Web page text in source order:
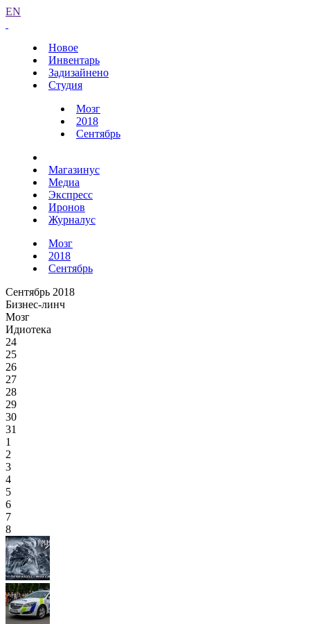
EN
Новое
Инвентарь
Задизайнено
Студия
Мозг
2018
Сентябрь
Магазинус
Медиа
Экспресс
Иронов
Журналус
Мозг
2018
Сентябрь
Сентябрь 2018
Бизнес-линч
Мозг
Идиотека
24
25
26
27
28
29
30
31
1
2
3
4
5
6
7
8